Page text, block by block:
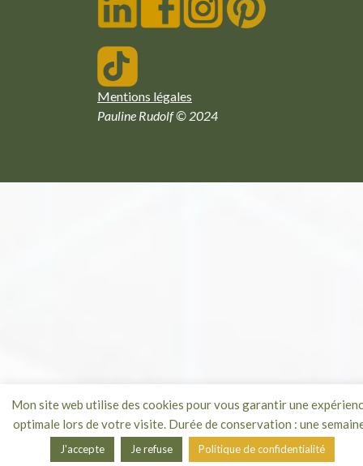
Mon site web utilise des cookies pour vous garantir une
optimale lors de votre visite. Durée de conservation : une
J'accepte Je refuse Politique de confidentialité
Mentions légales
Pauline Rudolf © 2024